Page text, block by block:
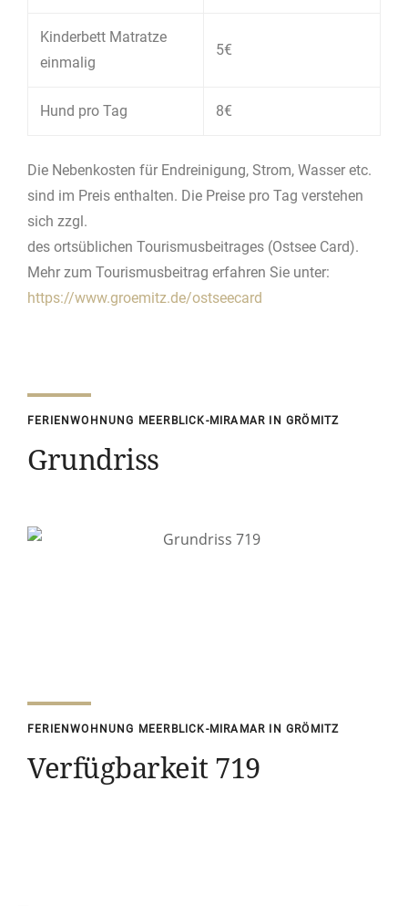
Kinderbett Matratze
einmalig
5€
Hund pro Tag 8€
Die Nebenkosten für Endreinigung, Strom, Wasser etc.
sind im Preis enthalten. Die Preise pro Tag verstehen
sich zzgl.
des ortsüblichen Tourismusbeitrages (Ostsee Card).
Mehr zum Tourismusbeitrag erfahren Sie unter:
https://www.groemitz.de/ostseecard
FERIENWOHNUNG MEERBLICK-MIRAMAR IN GRÖMITZ
Grundriss
FERIENWOHNUNG MEERBLICK-MIRAMAR IN GRÖMITZ
Verfügbarkeit 719